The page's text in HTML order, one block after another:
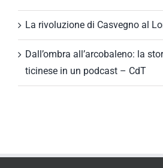
La rivoluzione di Casvegno al
Dall’ombra all’arcobaleno: la
ticinese in un podcast – CdT